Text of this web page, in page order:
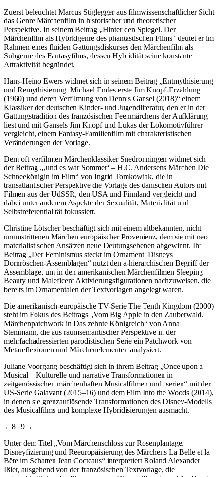
Zuerst beleuchtet Marcus Stigleggeraus filmwissenschaftlicher Sicht
das Genre Märchenfilm in historischer und theoretischer
Perspektive. In seinem Beitrag „Hinter den Spiegel. Der
Märchenfilm als Hybridgenre des phantastischen Films“ deutet er im
Rahmen eines fluiden Gattungsdiskurses den Märchenfilm als
Subgenre des Fantasyfilms, dessen Hybridität seine konstante
Attraktivität begründet.
Hans-Heino Ewers widmet sich in seinem Beitrag „Entmythisierung
und Remythisierung. Michael Endes erste Jim Knopf-Erzählung
(1960) und deren Verfilmung von Dennis Gansel (2018)“ einem
Klassiker der deutschen Kinder- und Jugendliteratur, den er in der
Gattungstradition des französischen Feenmärchens der Aufklärung
liest und mit Gansels Jim Knopf und Lukas der Lokomotivführer
vergleicht, einem Fantasy-Familienfilm mit charakteristischen
Veränderungen der Vorlage.
Dem oft verfilmten Märchenklassiker Snedronningen widmet sich
der Beitrag „‚und es war Sommer‘ – H.C. Andersens Märchen Die
Schneekönigin im Film“ von Ingrid Tomkowiak, die in
transatlantischer Perspektive die Vorlage des dänischen Autors mit
Filmen aus der UdSSR, den USA und Finnland vergleicht und
dabei unter anderem Aspekte der Sexualität, Materialität und
Selbstreferentialität fokussiert.
Christine Lötscherbeschäftigt sich mit einem altbekannten, nicht
unumstrittenen Märchen europäischer Provenienz, dem sie mit neo-
materialistischen Ansätzen neue Deutungsebenen abgewinnt. Ihr
Beitrag „Der Feminismus steckt im Ornament: Disneys
Dornröschen-Assemblagen“ nutzt den a-hierarchischen Begriff der
Assemblage, um in den amerikanischen Märchenfilmen Sleeping
Beauty und Maleficent Aktivierungsfigurationen nachzuweisen, die
bereits im Ornamentalen der Textvorlagen angelegt waren.
Die amerikanisch-europäische TV-Serie The Tenth Kingdom (2000)
steht im Fokus des Beitrags „Vom Big Apple in den Zauberwald.
Märchenpatchwork in Das zehnte Königreich“ von Anna
Stemmann, die aus raumsemantischer Perspektive in der
mehrfachadressierten parodistischen Serie ein Patchwork von
Metareflexionen und Märchenelementen analysiert.
Juliane Voorgang beschäftigt sich in ihrem Beitrag „Once upon a
Musical – Kulturelle und narrative Transformationen in
zeitgenössischen märchenhaften Musicalfilmen und -serien“ mit der
US-Serie Galavant (2015–16) und dem Film Into the Woods (2014),
in denen sie grenzauflösende Transformationen des Disney-Modells
des Musicalfilms und komplexe Hybridisierungen ausmacht.
←8 | 9→
Unter dem Titel „Vom Märchenschloss zur Rosenplantage.
Disneyfizierung und Reeuropäisierung des Märchens La Belle et la
Bête im Schatten Jean Cocteaus“ interpretiert Roland Alexander
Ißler, ausgehend von der französischen Textvorlage, die